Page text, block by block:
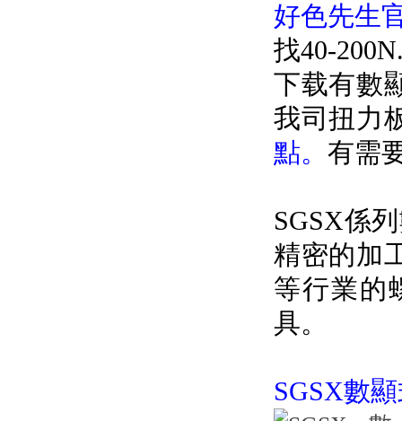
好色先生官
找40-
下载有數顯
我司扭力
點。 有需
SGSX係列
精密的加工
等行業的
具。
SGSX數